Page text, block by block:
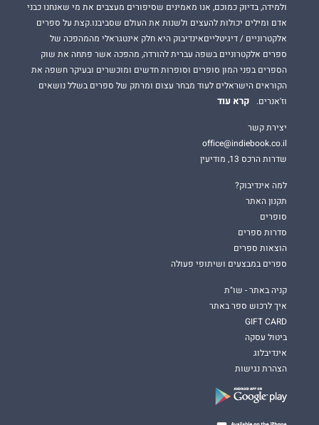
ולמידה, בדיוק כמוכם, אנו מאמינים שסיפורים מעצבים את מי שאנחנו כבני
אדם ומילים יכולות להעצים ולשנות את העולם שסביבנו.קצת על ספרים
אלקטרוניים / דיגיטלייםאינדיבוק היא חלק אינטגראלי מהמהפכה של
ספרים אלקטרוניים בשפה עברית להורדה, מהפכה אשר פתחה את שוק
הספרים בפני המון סופרים וסופרות חדשים ומוכשרים ובעיקר חשפה את
הקוראים הישראלים לעוד מבחר עצום ומרתק של ספרים בשלל נושאים
וז'אנרים.
קרא עוד
יצירת קשר
office@indiebook.co.il
שדרות הרכס 13, מודיעין
למה אינדיבוק?
תקנון האתר
סופרים
סדרות ספרים
הוצאות ספרים
ספרים במבצעים ושיתופי פעולה
קניה באתר - שו"ת
איך לרכוש ספר באתר
GIFT CARD
ביטול עסקה
אינדיבלוג
הצהרת נגישות